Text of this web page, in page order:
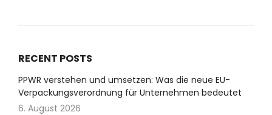
RECENT POSTS
PPWR verstehen und umsetzen: Was die neue EU-
Verpackungsverordnung für Unternehmen bedeutet
6. August 2026